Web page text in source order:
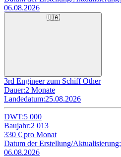
06.08.2026
🇺🇦
3rd Engineer zum Schiff Other
Dauer:2 Monate
Landedatum:25.08.2026
DWT:5 000
Baujahr:2 013
330 € pro Monat
Datum der Erstellung/Aktualisierung:
06.08.2026